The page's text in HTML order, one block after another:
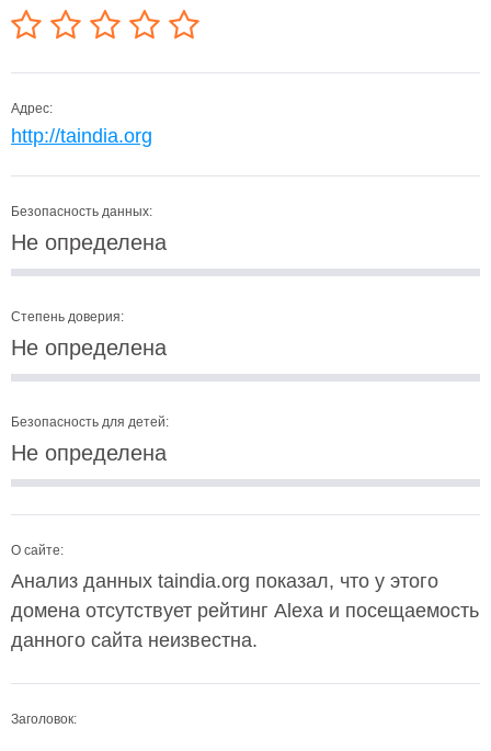
Адрес:
http://taindia.org
Безопасность данных:
Не определена
Степень доверия:
Не определена
Безопасность для детей:
Не определена
О сайте:
Анализ данных taindia.org показал, что у этого
домена отсутствует рейтинг Alexa и посещаемость
данного сайта неизвестна.
Заголовок: